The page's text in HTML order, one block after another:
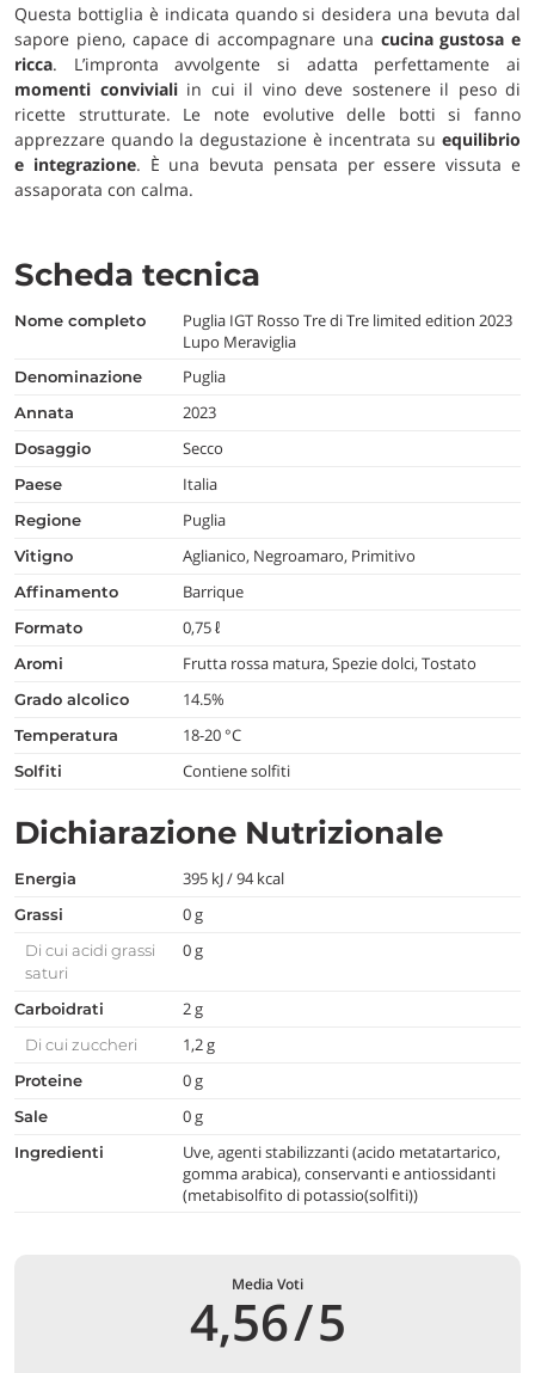
Questa bottiglia è indicata quando si desidera una bevuta dal
sapore pieno, capace di accompagnare una cucina gustosa e
ricca. L’impronta avvolgente si adatta perfettamente ai
momenti convivialiin cui il vino deve sostenere il peso di
ricette strutturate. Le note evolutive delle botti si fanno
apprezzare quando la degustazione è incentrata su equilibrio
e integrazione. È una bevuta pensata per essere vissuta e
assaporata con calma.
Scheda tecnica
nome completo
Puglia IGT Rosso Tre di Tre limited edition 2023
Lupo Meraviglia
denominazione Puglia
annata 2023
dosaggio Secco
paese Italia
regione Puglia
vitigno Aglianico, Negroamaro, Primitivo
affinamento Barrique
formato 0,75 ℓ
aromi Frutta rossa matura, Spezie dolci, Tostato
grado alcolico 14.5%
temperatura 18-20 °C
Solfiti Contiene solfiti
Dichiarazione Nutrizionale
Energia 395 kJ / 94 kcal
Grassi 0 g
Di cui acidi grassi
saturi
0 g
Carboidrati 2 g
Di cui zuccheri 1,2 g
Proteine 0 g
Sale 0 g
Ingredienti
Uve, agenti stabilizzanti (acido metatartarico,
gomma arabica), conservanti e antiossidanti
(metabisolfito di potassio(solfiti))
Media Voti
4,56/5